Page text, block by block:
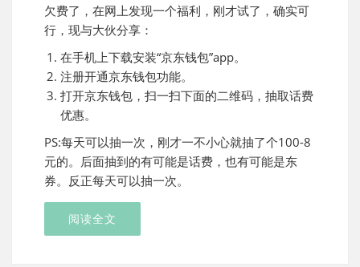
欠费了，在网上发现一个福利，刚才试了，确实可
行，现与大伙分享：
在手机上下载安装“京东钱包”app。
注册开通京东钱包功能。
打开京东钱包，扫一扫下面的二维码，抽取话费
优惠。
PS:每天可以抽一次，刚才一不小心就抽了个100-8
元的。后面抽到的有可能是话费，也有可能是东
券。反正每天可以抽一次。
阅读全文